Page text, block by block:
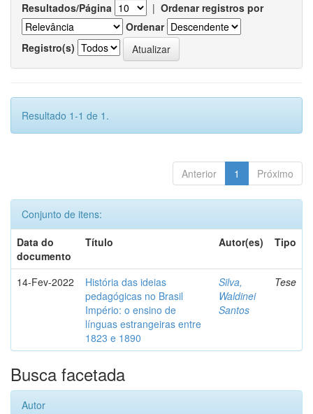
Resultados/Página | Ordenar registros por
Ordenar
Registro(s)
Resultado 1-1 de 1.
Anterior 1 Próximo
Conjunto de itens:
Data do
documento
Título Autor(es) Tipo
14-Fev-2022
História das ideias
pedagógicas no Brasil
Império: o ensino de
línguas estrangeiras entre
1823 e 1890
Silva,
Waldinei
Santos
Tese
Busca facetada
Autor